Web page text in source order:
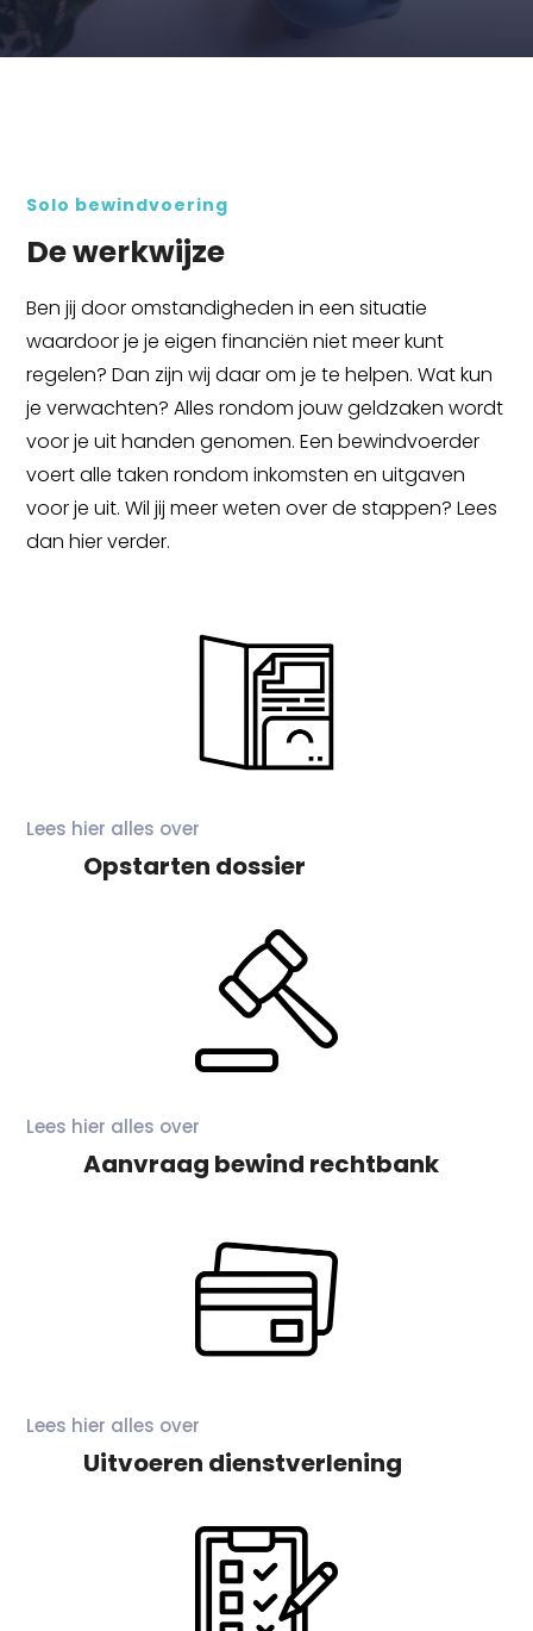
Solo bewindvoering
De werkwijze
Ben jij door omstandigheden in een situatie
waardoor je je eigen financiën niet meer kunt
regelen? Dan zijn wij daar om je te helpen. Wat kun
je verwachten? Alles rondom jouw geldzaken wordt
voor je uit handen genomen. Een bewindvoerder
voert alle taken rondom inkomsten en uitgaven
voor je uit. Wil jij meer weten over de stappen? Lees
dan hier verder.
Lees hier alles over
Opstarten dossier
Lees hier alles over
Aanvraag bewind rechtbank
Lees hier alles over
Uitvoeren dienstverlening